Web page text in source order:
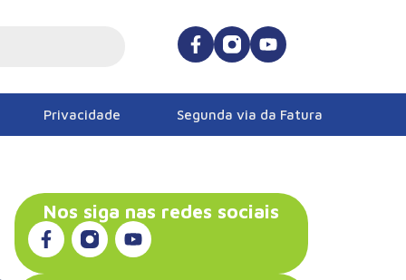
Privacidade Segunda via da Fatura
Nos siga nas redes sociais